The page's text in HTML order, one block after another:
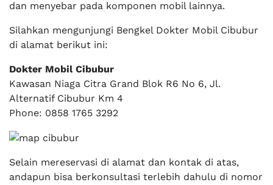
dan menyebar pada komponen mobil lainnya.
Silahkan mengunjungi Bengkel Dokter Mobil Cibubur
di alamat berikut ini:
Dokter Mobil Cibubur
Kawasan Niaga Citra Grand Blok R6 No 6, Jl.
Alternatif Cibubur Km 4
Phone: 0858 1765 3292
Selain mereservasi di alamat dan kontak di atas,
andapun bisa berkonsultasi terlebih dahulu di nomor